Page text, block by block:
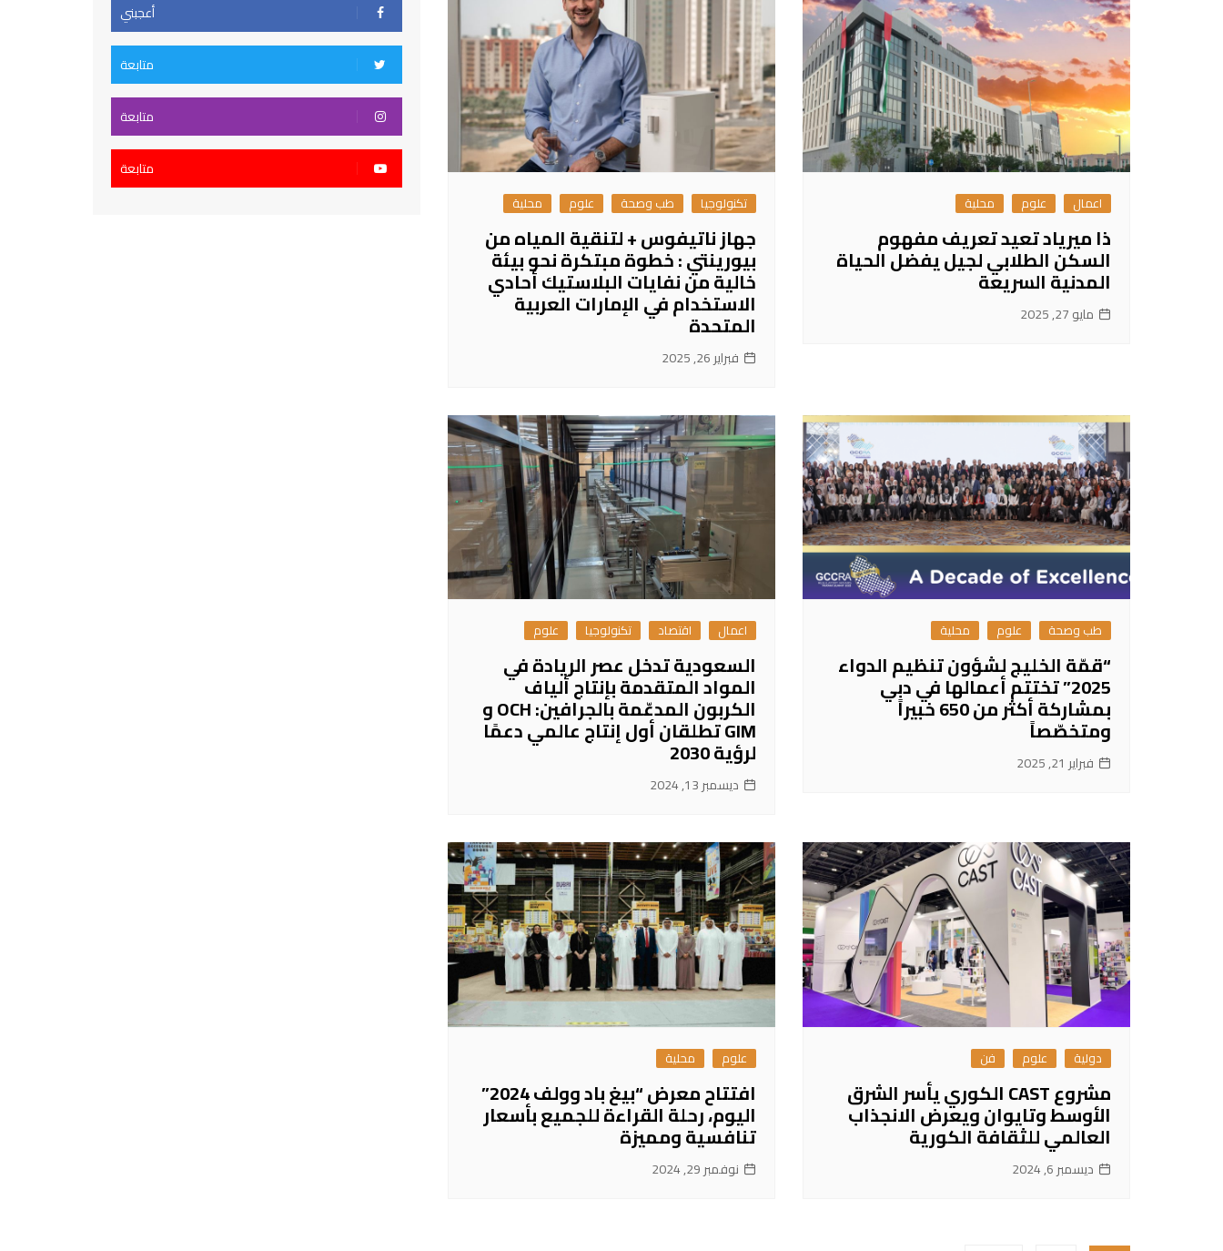
اعمال علوم محلية
ذا ميرياد تعيد تعريف مفهوم
السكن الطلابي لجيل يفضل الحياة
المدنية السريعة
مايو 27, 2025
تكنولوجيا طب وصحة علوم محلية
جهاز ناتيفوس + لتنقية المياه من
بيورينتي : خطوة مبتكرة نحو بيئة
خالية من نفايات البلاستيك أحادي
الاستخدام في الإمارات العربية
المتحدة
فبراير 26, 2025
طب وصحة علوم محلية
“قمّة الخليج لشؤون تنظيم الدواء
2025” تختتم أعمالها في دبي
بمشاركة أكثر من 650 خبيراً
ومتخصّصاً
فبراير 21, 2025
اعمال اقتصاد تكنولوجيا علوم
السعودية تدخل عصر الريادة في
المواد المتقدمة بإنتاج ألياف
الكربون المدعّمة بالجرافين: OCH و
GIM تطلقان أول إنتاج عالمي دعمًا
لرؤية 2030
ديسمبر 13, 2024
دولية علوم فن
مشروع CAST الكوري يأسر الشرق
الأوسط وتايوان ويعرض الانجذاب
العالمي للثقافة الكورية
ديسمبر 6, 2024
علوم محلية
افتتاح معرض “بيغ باد وولف 2024”
اليوم، رحلة القراءة للجميع بأسعار
تنافسية ومميزة
نوفمبر 29, 2024
أعجبني
متابعة
متابعة
متابعة